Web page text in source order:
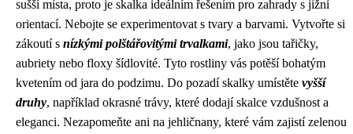
sušší místa, proto je skalka ideálním řešením pro zahrady s jižní
orientací. Nebojte se experimentovat s tvary a barvami. Vytvořte si
zákoutí s nízkými polštářovitými trvalkami, jako jsou tařičky,
aubriety nebo floxy šídlovité. Tyto rostliny vás potěší bohatým
kvetením od jara do podzimu. Do pozadí skalky umístěte vyšší
druhy, například okrasné trávy, které dodají skalce vzdušnost a
eleganci. Nezapomeňte ani na jehličnany, které vám zajistí zelenou